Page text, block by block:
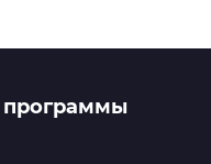
программы